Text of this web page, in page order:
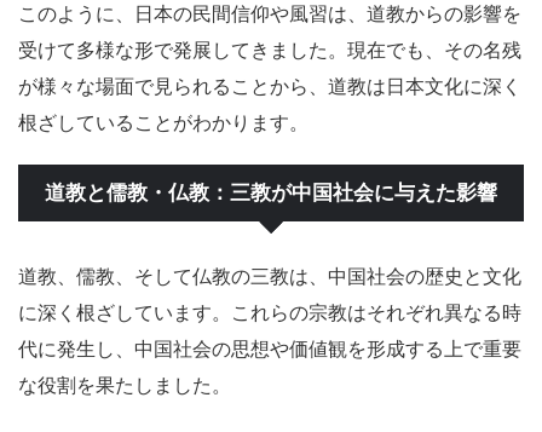
このように、日本の民間信仰や風習は、道教からの影響を
受けて多様な形で発展してきました。現在でも、その名残
が様々な場面で見られることから、道教は日本文化に深く
根ざしていることがわかります。
道教と儒教・仏教：三教が中国社会に与えた影響
道教、儒教、そして仏教の三教は、中国社会の歴史と文化
に深く根ざしています。これらの宗教はそれぞれ異なる時
代に発生し、中国社会の思想や価値観を形成する上で重要
な役割を果たしました。